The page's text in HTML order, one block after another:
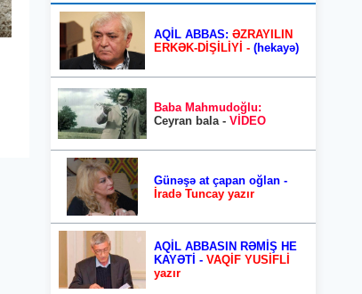
AQİL ABBAS: ƏZRAYILIN
ERKƏK-DİŞİLİYİ - (hekayə)
Baba Mahmudoğlu:
Ceyran bala - VİDEO
Günəşə at çapan oğlan -
İradə Tuncay yazır
AQİL ABBASIN RƏMİŞ HE
KAYƏTİ - VAQİF YUSİFLİ
yazır